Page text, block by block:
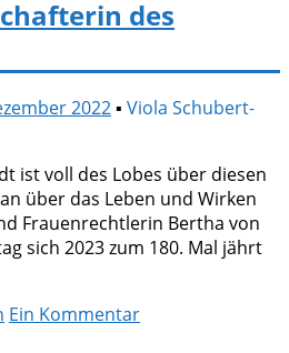
des
2022▪ Viola Schubert-
ist voll des Lobes über diesen
über das Leben und Wirken
Frauenrechtlerin Bertha von
sich 2023 zum 180. Mal jährt
Ein Kommentar